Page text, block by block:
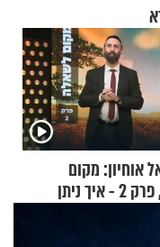
אוחיון: מקום
לשאלה, פרק 2 - איך ניתן
משמיים?